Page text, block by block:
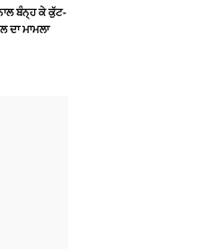
ਬੰਨ੍ਹ ਕੇ ਕੁੱਟ-
ਮਾਮਲਾ